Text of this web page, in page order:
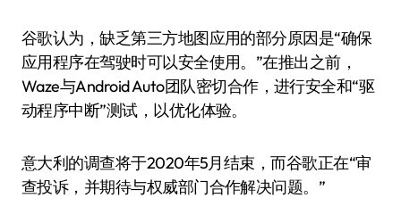
谷歌认为，缺乏第三方地图应用的部分原因是“确保
应用程序在驾驶时可以安全使用。”在推出之前，
Waze与Android Auto团队密切合作，进行安全和“驱
动程序中断”测试，以优化体验。
意大利的调查将于2020年5月结束，而谷歌正在“审
查投诉，并期待与权威部门合作解决问题。”